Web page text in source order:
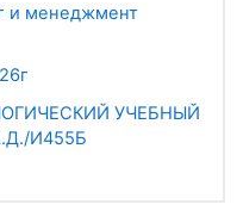
и менеджмент
УЧЕБНЫЙ
И455Б